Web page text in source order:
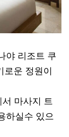
야 리조트 쿠
로운 정원이
마사지 트
하실수 있으